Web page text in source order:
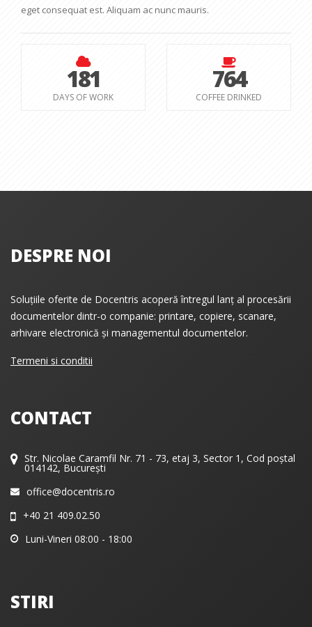
eget consequat est. Aliquam ac nunc mauris.
181
DAYS OF WORK
764
COFFEE DRINKED
DESPRE NOI
Soluțiile oferite de Docentris acoperă întregul lanț al procesării
documentelor dintr-o companie: printare, copiere, scanare,
arhivare electronică și managementul documentelor.
Termeni si conditii
CONTACT
Str. Nicolae Caramfil Nr. 71 - 73, etaj 3, Sector 1, Cod poștal
014142, București
office@docentris.ro
+40 21 409.02.50
Luni-Vineri 08:00 - 18:00
STIRI